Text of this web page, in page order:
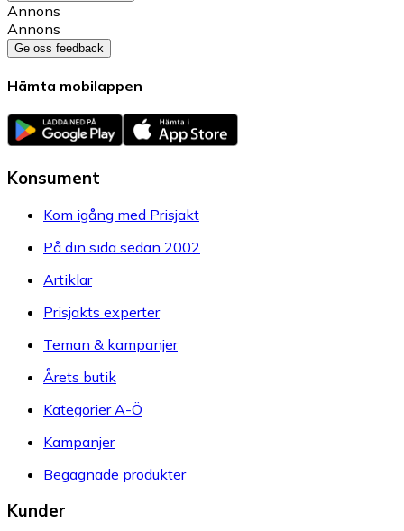
Annons
Annons
Ge oss feedback
Hämta mobilappen
Konsument
Kom igång med Prisjakt
På din sida sedan 2002
Artiklar
Prisjakts experter
Teman & kampanjer
Årets butik
Kategorier A-Ö
Kampanjer
Begagnade produkter
Kunder